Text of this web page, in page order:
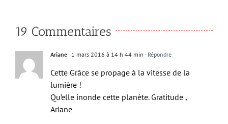
19 Commentaires
Ariane 1 mars 2016 à 14 h 44 min - Répondre
Cette Grâce se propage à la vitesse de la
lumière !
Qu’elle inonde cette planète. Gratitude ,
Ariane